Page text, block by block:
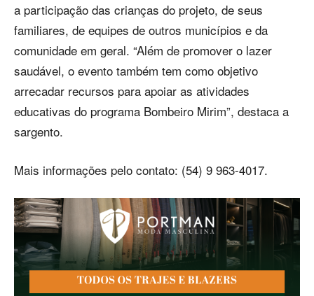
a participação das crianças do projeto, de seus
familiares, de equipes de outros municípios e da
comunidade em geral. “Além de promover o lazer
saudável, o evento também tem como objetivo
arrecadar recursos para apoiar as atividades
educativas do programa Bombeiro Mirim”, destaca a
sargento.
Mais informações pelo contato: (54) 9 963-4017.